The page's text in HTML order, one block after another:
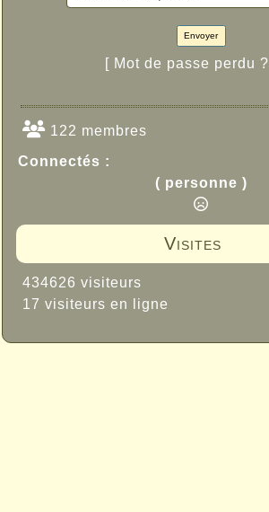
Envoyer
[ Mot de passe perdu ?
122 membres
Connectés :
( personne )
Visites
434626 visiteurs
17 visiteurs en ligne